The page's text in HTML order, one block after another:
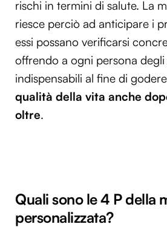
rischi in termini di salute. La
riesce perciò ad anticipare i
essi possano verificarsi
offrendo a ogni persona
indispensabili al fine di
qualità della vita anche
oltre.
Quali sono le 4 P della
personalizzata?